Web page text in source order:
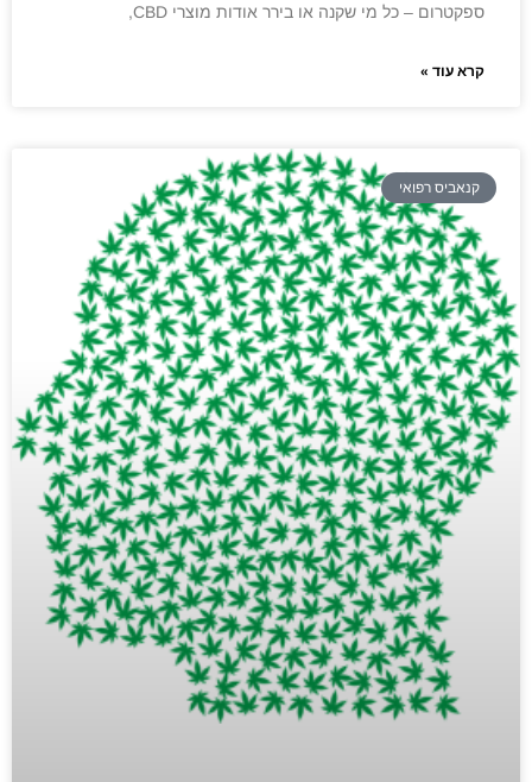
ספקטרום – כל מי שקנה או בירר ​​אודות מוצרי CBD,
קרא עוד »
קנאביס רפואי